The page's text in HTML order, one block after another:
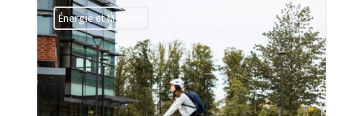
Énergie et Mobilité